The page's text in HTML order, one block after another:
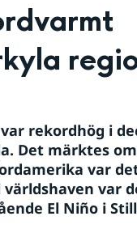
rekordhög i
Det märktes
var
var
El Niño i